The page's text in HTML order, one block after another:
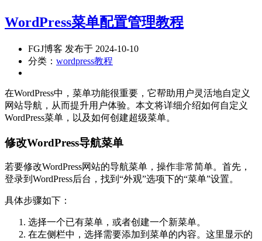
WordPress菜单配置管理教程
FGJ博客 发布于 2024-10-10
分类： wordpress教程
在WordPress中，菜单功能很重要，它帮助用户灵活地自定义
网站导航，从而提升用户体验。本文将详细介绍如何自定义
WordPress菜单，以及如何创建超级菜单。
修改WordPress导航菜单
若要修改WordPress网站的导航菜单，操作非常简单。首先，
登录到WordPress后台，找到“外观”选项下的“菜单”设置。
具体步骤如下：
选择一个已有菜单，或者创建一个新菜单。
在左侧栏中，选择需要添加到菜单的内容。这里显示的